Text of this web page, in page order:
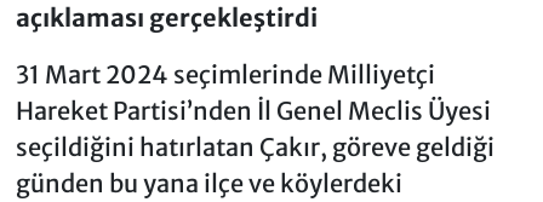
açıklaması gerçekleştirdi
31 Mart 2024 seçimlerinde Milliyetçi
Hareket Partisi’nden İl Genel Meclis Üyesi
seçildiğini hatırlatan Çakır, göreve geldiği
günden bu yana ilçe ve köylerdeki